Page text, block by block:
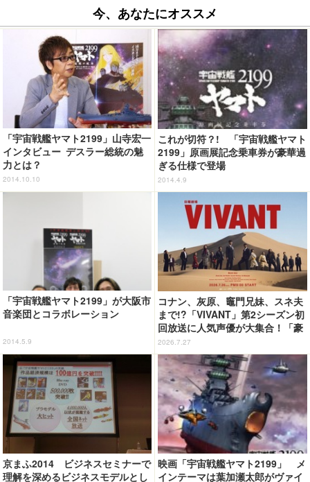
今、あなたにオススメ
「宇宙戦艦ヤマト2199」山寺宏一
インタビュー デスラー総統の魅
力とは？
2014.10.10
これが切符？! 「宇宙戦艦ヤマト
2199」原画展記念乗車券が豪華過
ぎる仕様で登場
2014.4.9
「宇宙戦艦ヤマト2199」が大阪市
音楽団とコラボレーション
2014.5.9
コナン、灰原、竈門兄妹、スネ夫
まで!?「VIVANT」第2シーズン初
回放送に人気声優が大集合！「豪
華すぎる」花江夏樹＆鬼頭明里＆
関智一＆高山みなみら出演
2026.7.27
京まふ2014 ビジネスセミナーで
理解を深めるビジネスモデルとし
映画「宇宙戦艦ヤマト2199」 メ
インテーマは葉加瀬太郎がヴァイ